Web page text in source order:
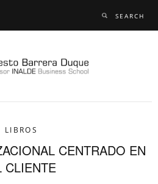
LIBROS
CENTRADO EN
CLIENTE